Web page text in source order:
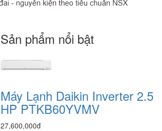
Sản phẩm nổi bật
Máy Lạnh Daikin Inverter 2.5
HP PTKB60YVMV
27,600,000đ